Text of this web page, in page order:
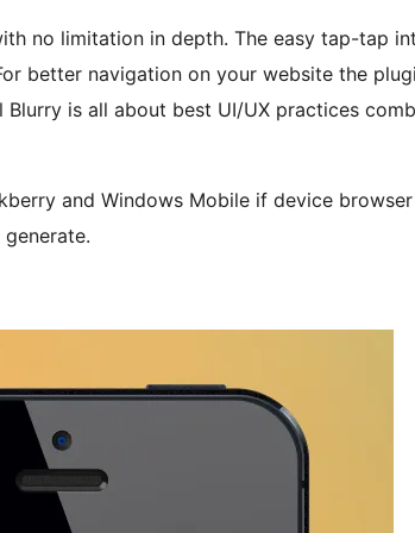
no limitation in depth. The easy tap-tap
better navigation on your website the
is all about best UI/UX practices
and Windows Mobile if device